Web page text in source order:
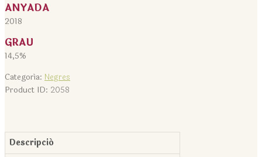
ANYADA
2018
GRAU
14,5%
Categoría: Negres
Product ID: 2058
Descripció